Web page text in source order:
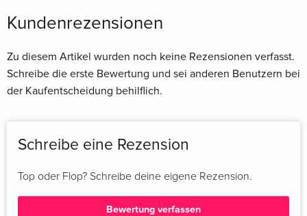
Kundenrezensionen
Zu diesem Artikel wurden noch keine Rezensionen verfasst.
Schreibe die erste Bewertung und sei anderen Benutzern bei
der Kaufentscheidung behilflich.
Schreibe eine Rezension
Top oder Flop? Schreibe deine eigene Rezension.
Bewertung verfassen